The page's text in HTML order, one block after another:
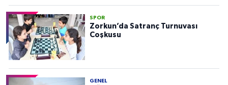
SPOR
Zorkun’da Satranç Turnuvası
Coşkusu
GENEL